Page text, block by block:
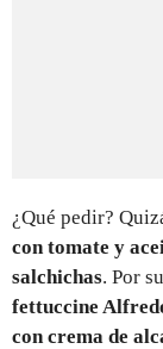
¿Qué pedir?
con tomate y
salchichas. Por
fettuccine
con crema de